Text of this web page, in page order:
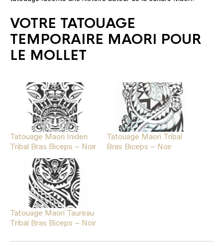
VOTRE TATOUAGE
TEMPORAIRE MAORI POUR
LE MOLLET
Tatouage Maori Iniden
Tribal Bras Biceps – Noir
Tatouage Maori Tribal
Bras Biceps – Noir
Tatouage Maori Taureau
Tribal Bras Biceps – Noir